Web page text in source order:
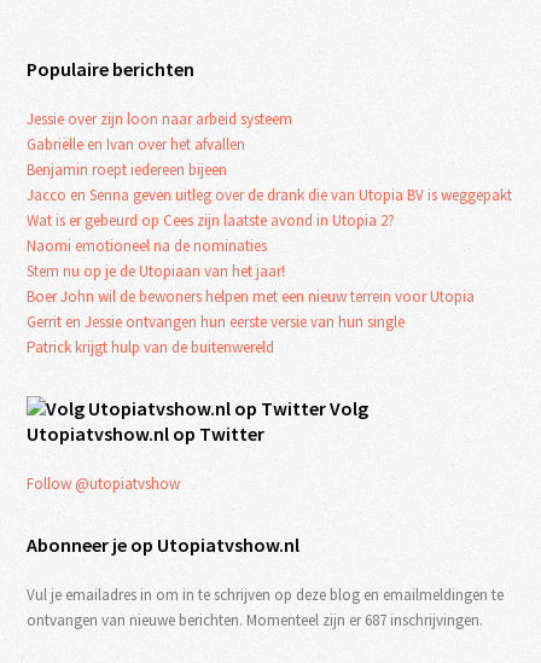
Populaire berichten
Jessie over zijn loon naar arbeid systeem
Gabriëlle en Ivan over het afvallen
Benjamin roept iedereen bijeen
Jacco en Senna geven uitleg over de drank die van Utopia BV is weggepakt
Wat is er gebeurd op Cees zijn laatste avond in Utopia 2?
Naomi emotioneel na de nominaties
Stem nu op je de Utopiaan van het jaar!
Boer John wil de bewoners helpen met een nieuw terrein voor Utopia
Gerrit en Jessie ontvangen hun eerste versie van hun single
Patrick krijgt hulp van de buitenwereld
Volg
Utopiatvshow.nl op Twitter
Follow @utopiatvshow
Abonneer je op Utopiatvshow.nl
Vul je emailadres in om in te schrijven op deze blog en emailmeldingen te
ontvangen van nieuwe berichten. Momenteel zijn er 687 inschrijvingen.